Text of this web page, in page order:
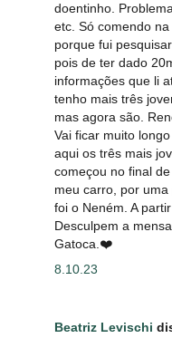
doentinho.
etc. Só comendo
porque fui
pois de ter dado
informações que li
tenho mais três
mas agora são.
Vai ficar muito
aqui os três mais
começou no final
meu carro, por
foi o Neném. A
Desculpem a
Gatoca.❤️
8.10.23
Beatriz Levischi